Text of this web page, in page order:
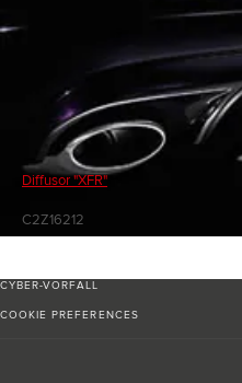
Diffusor "XFR"
C2Z16212
CYBER-VORFALL
COOKIE PREFERENCES